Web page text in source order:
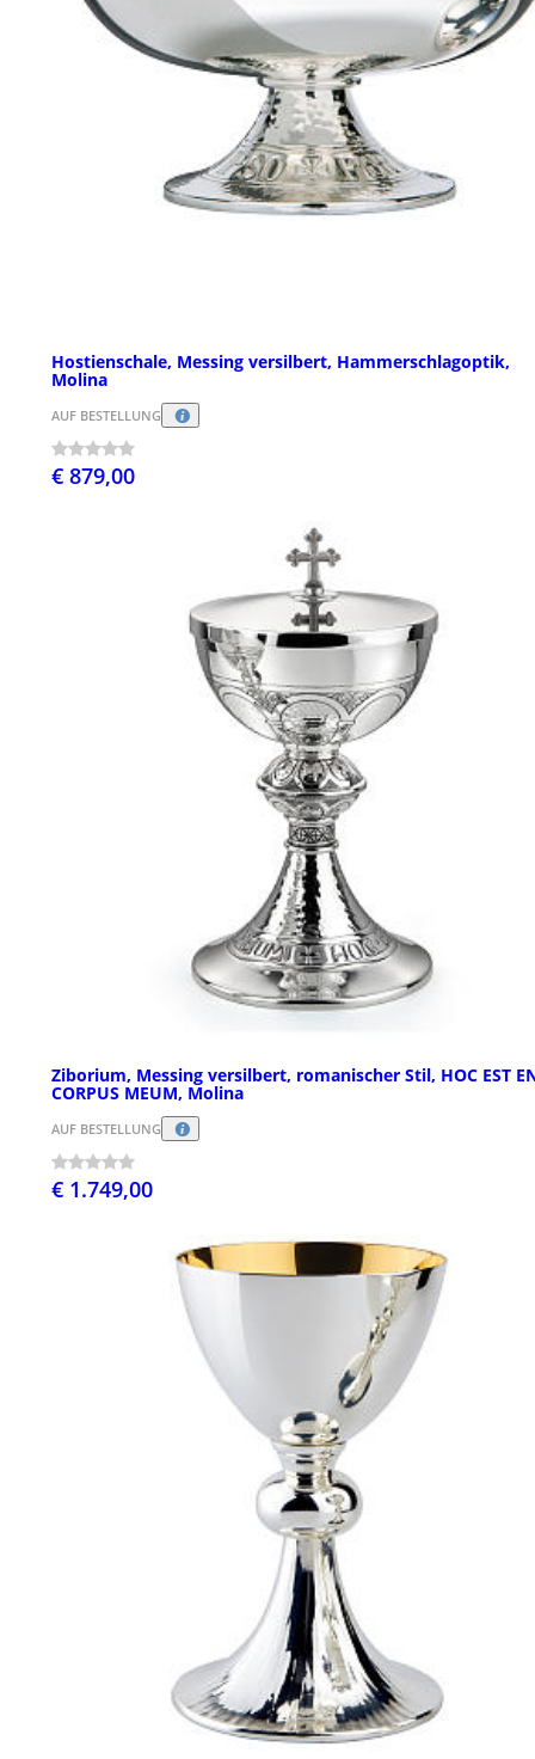
Hostienschale, Messing versilbert, Hammerschlagoptik,
Molina
AUF BESTELLUNG
€ 879,00
Ziborium, Messing versilbert, romanischer Stil, HOC EST
CORPUS MEUM, Molina
AUF BESTELLUNG
€ 1.749,00